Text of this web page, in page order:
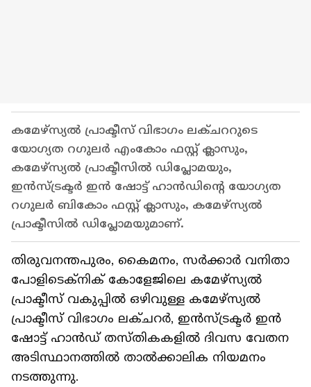
കമേഴ്‌സ്യൽ പ്രാക്ടീസ് വിഭാഗം ലക്ചററുടെ
യോഗ്യത റഗുലർ എംകോം ഫസ്റ്റ് ക്ലാസും,
കമേഴ്‌സ്യൽ പ്രാക്ടീസിൽ ഡിപ്ലോമയും,
ഇൻസ്ട്രക്ടർ ഇൻ ഷോട്ട് ഹാൻഡിന്റെ യോഗ്യത
റഗുലർ ബികോം ഫസ്റ്റ് ക്ലാസും, കമേഴ്‌സ്യൽ
പ്രാക്ടീസിൽ ഡിപ്ലോമയുമാണ്.
തിരുവനന്തപുരം, കൈമനം, സർക്കാർ വനിതാ
പോളിടെക്‌നിക് കോളേജിലെ കമേഴ്‌സ്യൽ
പ്രാക്ടീസ് വകുപ്പിൽ ഒഴിവുള്ള കമേഴ്‌സ്യൽ
പ്രാക്ടീസ് വിഭാഗം ലക്ചറർ, ഇൻസ്ട്രക്ടർ ഇൻ
ഷോട്ട് ഹാൻഡ് തസ്തികകളിൽ ദിവസ വേതന
അടിസ്ഥാനത്തിൽ താൽക്കാലിക നിയമനം
നടത്തുന്നു.